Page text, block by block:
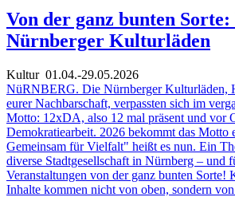
Von der ganz bunten
Nürnberger Kulturläden
Kultur01.04.-29.05.2026
NüRNBERG. Die Nürnberger Kulturläden,
eurer Nachbarschaft, verpassten sich im
Motto: 12xDA, also 12 mal präsent und vor
Demokratiearbeit. 2026 bekommt das
Gemeinsam für Vielfalt" heißt es nun. Ein
diverse Stadtgesellschaft in Nürnberg – und
Veranstaltungen von der ganz bunten
Inhalte kommen nicht von oben, sondern